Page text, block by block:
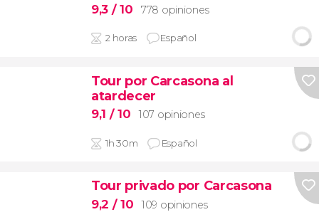
9,3 / 10 778 opiniones
2 horas Español
Tour por Carcasona al
atardecer
9,1 / 10 107 opiniones
1h 30m Español
Tour privado por Carcasona
9,2 / 10 109 opiniones